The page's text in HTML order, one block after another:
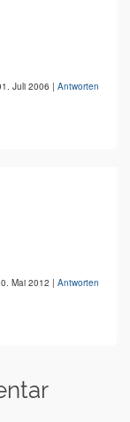
Juli 2006 | Antworten
Mai 2012 | Antworten